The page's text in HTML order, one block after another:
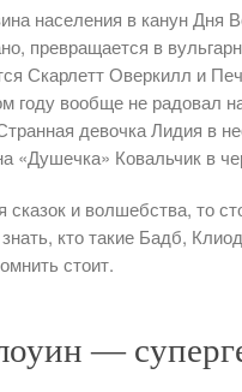
населения в канун Дня
превращается в
Скарлетт Оверкилл и
году вообще не
девочка Лидия в
«Душечка» Ковальчик в
сказок и волшебства, то
кто такие Бадб,
стоит.
—